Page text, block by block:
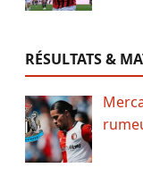
RÉSULTATS &